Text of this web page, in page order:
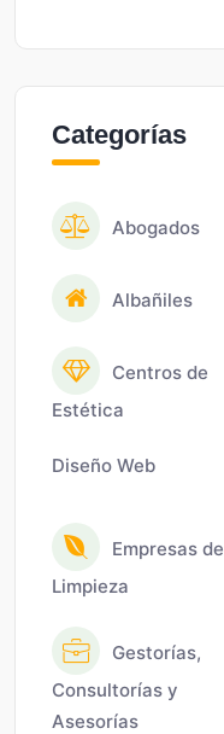
Categorías
Abogados
Albañiles
Centros de
Estética
Diseño Web
Empresas de
Limpieza
Gestorías,
Consultorías y
Asesorías